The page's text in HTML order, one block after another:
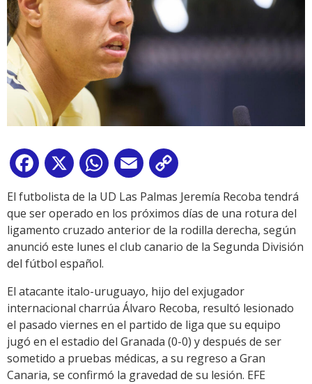
Facebook
X WhatsApp
Email
Link
El futbolista de la UD Las Palmas Jeremía Recoba tendrá
que ser operado en los próximos días de una rotura del
ligamento cruzado anterior de la rodilla derecha, según
anunció este lunes el club canario de la Segunda División
del fútbol español.
El atacante italo-uruguayo, hijo del exjugador
internacional charrúa Álvaro Recoba, resultó lesionado
el pasado viernes en el partido de liga que su equipo
jugó en el estadio del Granada (0-0) y después de ser
sometido a pruebas médicas, a su regreso a Gran
Canaria, se confirmó la gravedad de su lesión. EFE